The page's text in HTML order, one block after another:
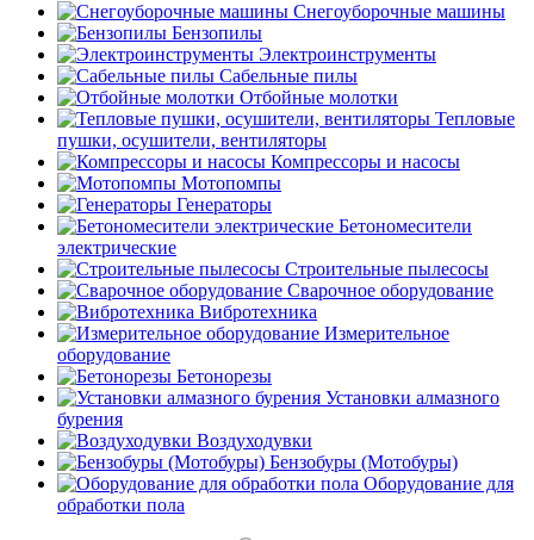
Снегоуборочные машины
Бензопилы
Электроинструменты
Сабельные пилы
Отбойные молотки
Тепловые
пушки, осушители, вентиляторы
Компрессоры и насосы
Мотопомпы
Генераторы
Бетономесители
электрические
Строительные пылесосы
Сварочное оборудование
Вибротехника
Измерительное
оборудование
Бетонорезы
Установки алмазного
бурения
Воздуходувки
Бензобуры (Мотобуры)
Оборудование для
обработки пола